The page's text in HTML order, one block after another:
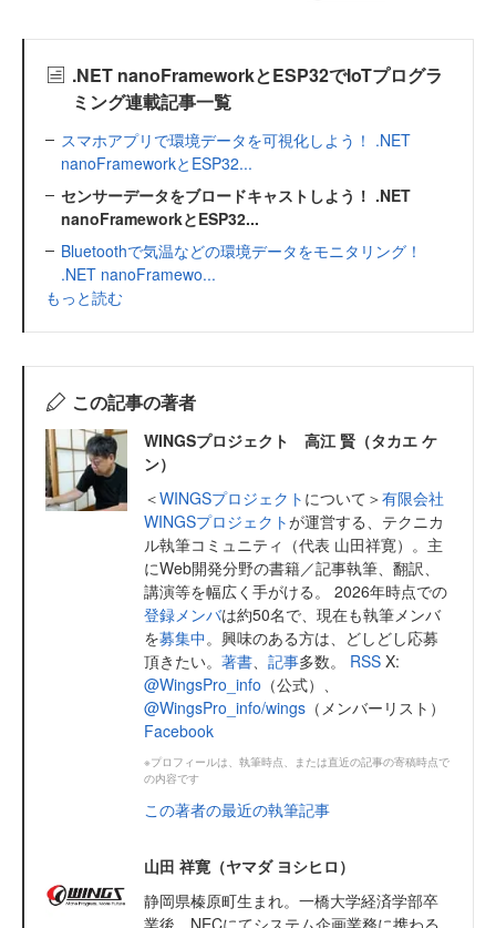
.NET nanoFrameworkとESP32でIoTプログラ
ミング連載記事一覧
スマホアプリで環境データを可視化しよう！ .NET
nanoFrameworkとESP32...
センサーデータをブロードキャストしよう！ .NET
nanoFrameworkとESP32...
Bluetoothで気温などの環境データをモニタリング！
.NET nanoFramewo...
もっと読む
この記事の著者
WINGSプロジェクト 高江 賢（タカエ ケ
ン）
＜WINGSプロジェクト について＞有限会社
WINGSプロジェクトが運営する、テクニカ
ル執筆コミュニティ（代表 山田祥寛）。主
にWeb開発分野の書籍／記事執筆、翻訳、
講演等を幅広く手がける。 2026年時点での
登録メンバは約50名で、現在も執筆メンバ
を募集中。興味のある方は、どしどし応募
頂きたい。 著書 記事多数。 RSS X:
@WingsPro_info （公式）、
@WingsPro_info/wings （メンバーリスト）
Facebook
※プロフィールは、執筆時点、または直近の記事の寄稿時点で
の内容です
この著者の最近の執筆記事
山田 祥寛（ヤマダ ヨシヒロ）
静岡県榛原町生まれ。一橋大学経済学部卒
業後、NECにてシステム企画業務に携わる